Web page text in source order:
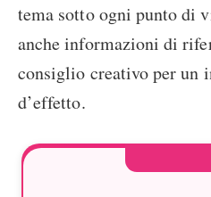
tema sotto ogni punto di
anche informazioni di
consiglio creativo per un
d’effetto.